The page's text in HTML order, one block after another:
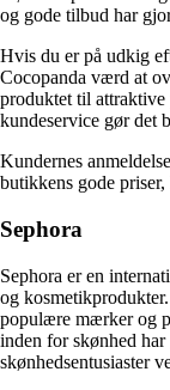
og gode tilbud har
Hvis du er på udkig
Cocopanda værd at
produktet til attraktive
kundeservice gør det
Kundernes
butikkens gode
Sephora
Sephora er en
og
populære mærker og
inden for skønhed
skønhedsentusiaster